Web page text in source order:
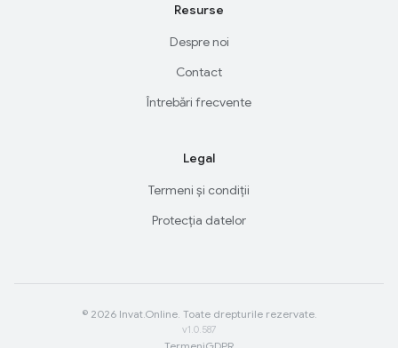
Resurse
Despre noi
Contact
Întrebări frecvente
Legal
Termeni și condiții
Protecția datelor
© 2026 Invat.Online. Toate drepturile rezervate.
v1.0.587
TermeniGDPR